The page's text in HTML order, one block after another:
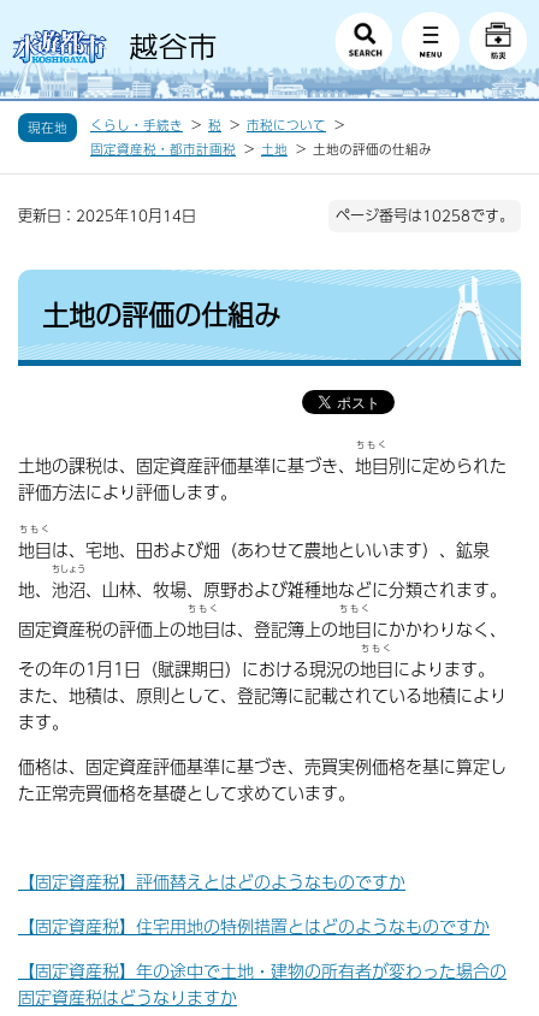
現在地 くらし・手続き 税
市税について
固定資産税・都市計画税
土地 土地の評価の仕組み
更新日：2025年10月14日 ページ番号は10258です。
土地の評価の仕組み
土地の課税は、固定資産評価基準に基づき、 地目
ちもく
別に定められた
評価方法により評価します。
地目
ちもく
は、宅地、田および畑（あわせて農地といいます）、鉱泉
地、 池沼
ちしょう
、山林、牧場、原野および雑種地などに分類されます。
固定資産税の評価上の地目
ちもく
は、登記簿上の地目
ちもく
にかかわりなく、
その年の1月1日（賦課期日）における現況の地目
ちもく
によります。
また、地積は、原則として、登記簿に記載されている地積により
ます。
価格は、固定資産評価基準に基づき、売買実例価格を基に算定し
た正常売買価格を基礎として求めています。
【固定資産税】評価替えとはどのようなものですか
【固定資産税】住宅用地の特例措置とはどのようなものですか
【固定資産税】年の途中で土地・建物の所有者が変わった場合の
固定資産税はどうなりますか